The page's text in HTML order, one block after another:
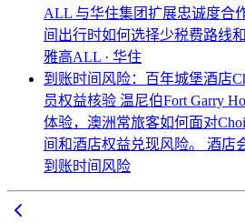
ALL 与华住集团扩展忠诚度合
间出行时如何选择少税费路线
雅高ALL · 华住
到账时间风险：百年城堡酒店
员权益核验 温尼伯Fort Garry
体验，澳洲常旅客如何面对
间和酒店权益兑现风险。 酒店
到账时间风险